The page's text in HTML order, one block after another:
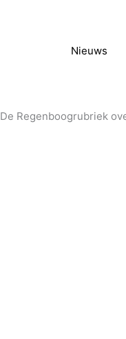
Nieuws
De Regenboogrubriek